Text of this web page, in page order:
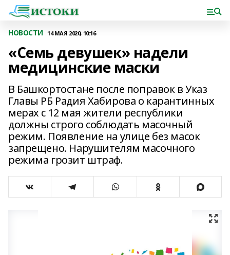
НОВОСТИ 14 МАЯ 2020, 10:16
«Семь девушек» надели
медицинские маски
В Башкортостане после поправок в Указ
Главы РБ Радия Хабирова о карантинных
мерах с 12 мая жители республики
должны строго соблюдать масочный
режим. Появление на улице без масок
запрещено. Нарушителям масочного
режима грозит штраф.